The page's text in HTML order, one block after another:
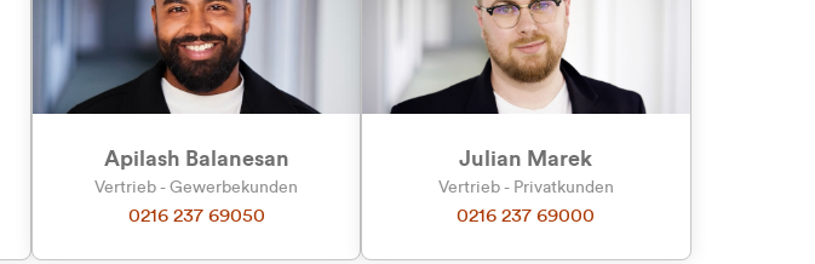
Apilash Balanesan
Vertrieb - Gewerbekunden
0216 237 69050
Julian Marek
Vertrieb - Privatkunden
0216 237 69000